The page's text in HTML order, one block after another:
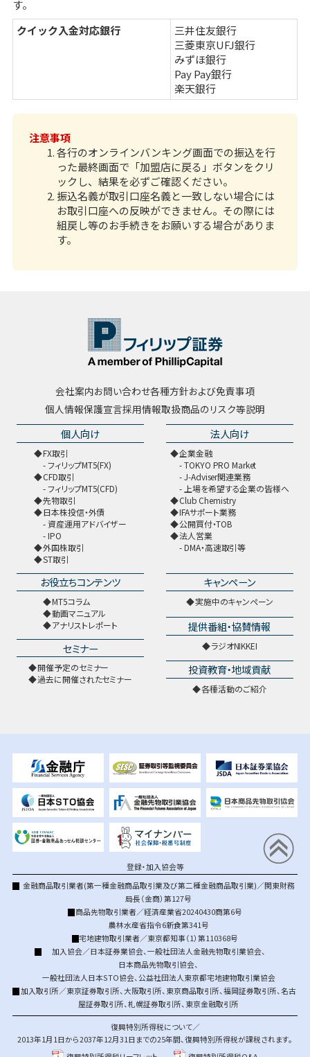
す。
クイック入金対応銀行
三井住友銀行
三菱東京UFJ銀行
みずほ銀行
Pay Pay銀行
楽天銀行
注意事項
各行のオンラインバンキング画面での振込を行
った最終画面で「加盟店に戻る」ボタンをクリ
ックし、結果を必ずご確認ください。
振込名義が取引口座名義と一致しない場合には
お取引口座への反映ができません。その際には
組戻し等のお手続きをお願いする場合がありま
す。
会社案内お問い合わせ各種方針および免責事項
個人情報保護宣言採用情報取扱商品のリスク等説明
個人向け
FX取引
フィリップMT5(FX)
CFD取引
フィリップMT5(CFD)
先物取引
日本株投信・外債
資産運用アドバイザー
IPO
外国株取引
ST取引
法人向け
企業金融
TOKYO PRO Market
J-Adviser関連業務
上場を希望する企業の皆様へ
Club Chemistry
IFAサポート業務
公開買付・TOB
法人営業
DMA・高速取引等
お役立ちコンテンツ
MT5コラム
動画マニュアル
アナリストレポート
セミナー
開催予定のセミナー
過去に開催されたセミナー
キャンペーン
実施中のキャンペーン
提供番組・協賛情報
ラジオNIKKEI
投資教育・地域貢献
各種活動のご紹介
登録・加入協会等
金融商品取引業者(第一種金融商品取引業及び第二種金融商品取引業)／関東財務
局長（金商）第127号
商品先物取引業者／経済産業省20240430商第6号
農林水産省指令6新食第341号
宅地建物取引業者／東京都知事（1）第110368号
加入協会／日本証券業協会、一般社団法人金融先物取引業協会、
日本商品先物取引協会、
一般社団法人日本STO協会、公益社団法人東京都宅地建物取引業協会
加入取引所／東京証券取引所、大阪取引所、 東京商品取引所、福岡証券取引所、名古
屋証券取引所、札幌証券取引所、 東京金融取引所
復興特別所得税について／
2013年1月1日から2037年12月31日までの25年間、復興特別所得税が課税されます。